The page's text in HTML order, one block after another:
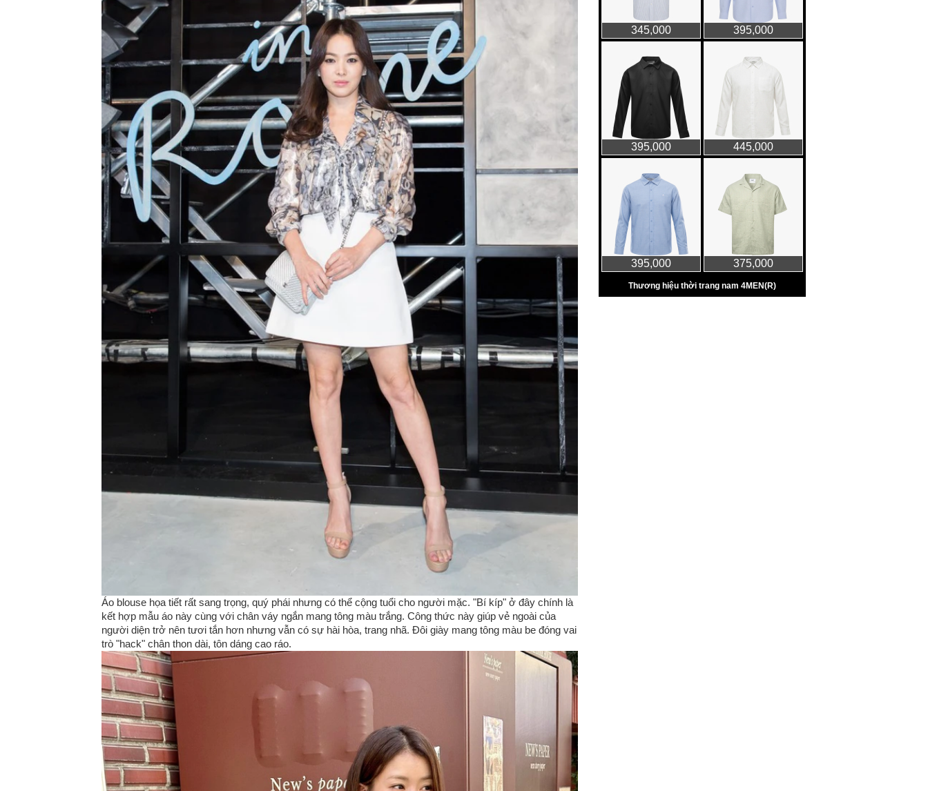
Áo blouse họa tiết rất sang trọng, quý phái nhưng có thể cộng tuổi cho người mặc. "Bí kíp" ở đây chính là
kết hợp mẫu áo này cùng với chân váy ngắn mang tông màu trắng. Công thức này giúp vẻ ngoài của
người diện trở nên tươi tắn hơn nhưng vẫn có sự hài hòa, trang nhã. Đôi giày mang tông màu be đóng vai
trò "hack" chân thon dài, tôn dáng cao ráo.